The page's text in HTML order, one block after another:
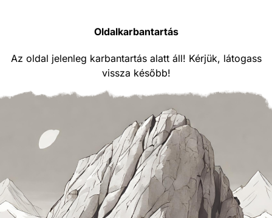
Oldalkarbantartás
Az oldal jelenleg karbantartás alatt áll! Kérjük, látogass
vissza később!